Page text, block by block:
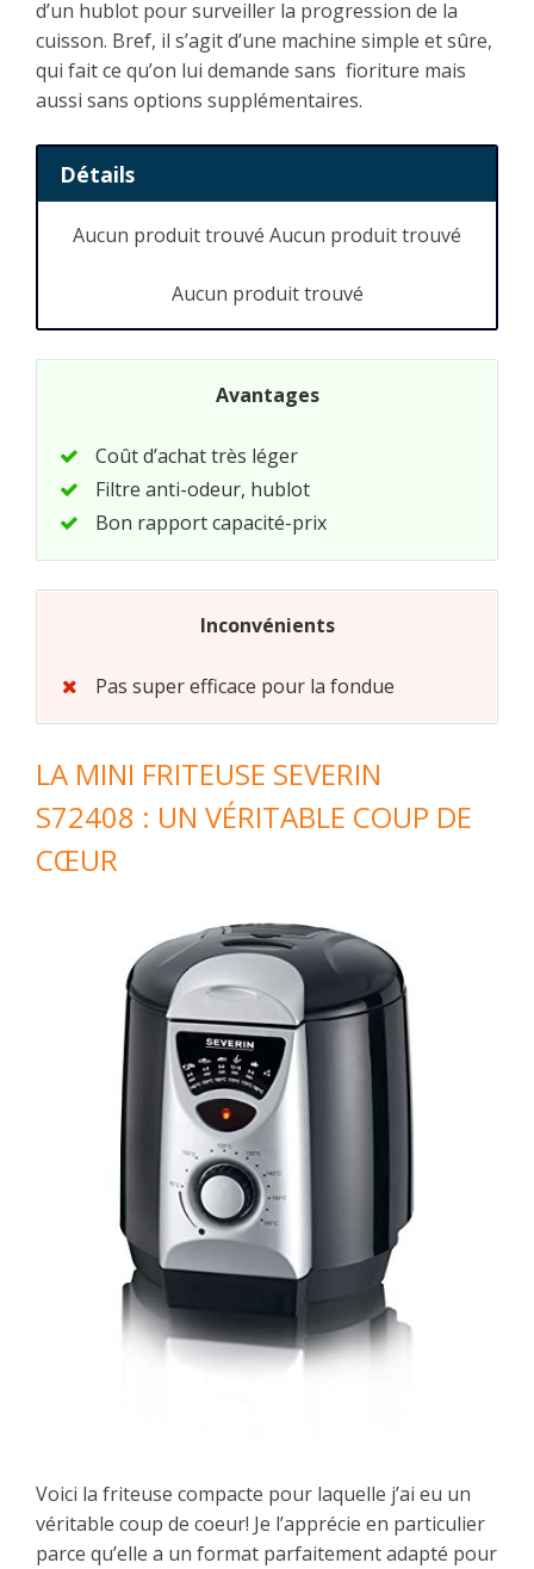
d’un hublot pour surveiller la progression de la
cuisson. Bref, il s’agit d’une machine simple et sûre,
qui fait ce qu’on lui demande sans fioriture mais
aussi sans options supplémentaires.
Détails
Aucun produit trouvé Aucun produit trouvé
Aucun produit trouvé
Avantages
Coût d’achat très léger
Filtre anti-odeur, hublot
Bon rapport capacité-prix
Inconvénients
Pas super efficace pour la fondue
LA MINI FRITEUSE SEVERIN
S72408 : UN VÉRITABLE COUP DE
CŒUR
Voici la friteuse compacte pour laquelle j’ai eu un
véritable coup de coeur! Je l’apprécie en particulier
parce qu’elle a un format parfaitement adapté pour